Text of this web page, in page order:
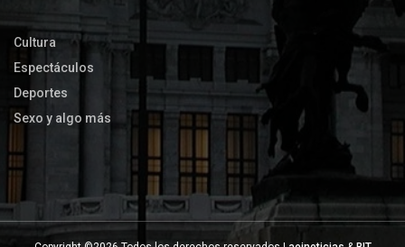
Cultura
Espectáculos
Deportes
Sexo y algo más